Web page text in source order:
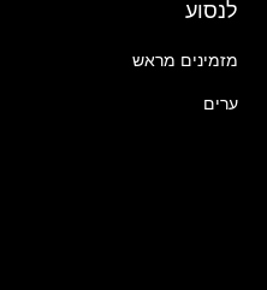
לנסוע
מזמינים מראש
ערים